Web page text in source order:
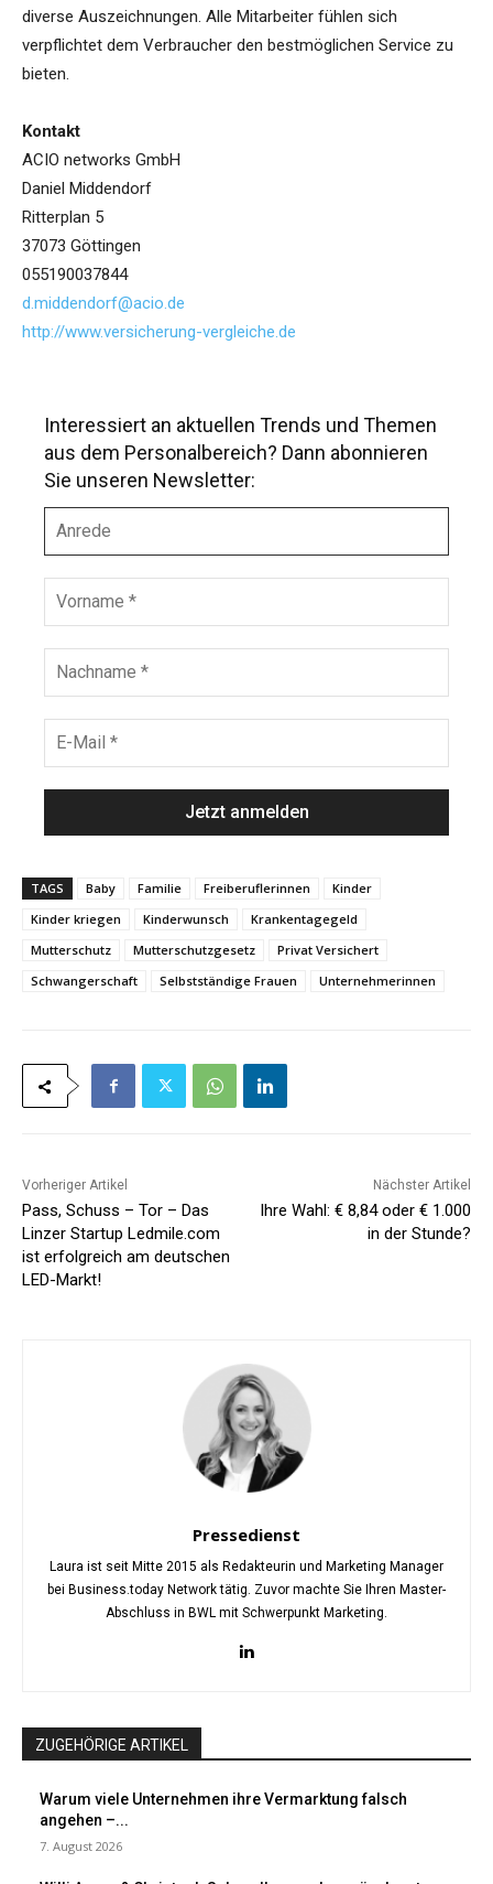
diverse Auszeichnungen. Alle Mitarbeiter fühlen sich
verpflichtet dem Verbraucher den bestmöglichen Service zu
bieten.
Kontakt
ACIO networks GmbH
Daniel Middendorf
Ritterplan 5
37073 Göttingen
055190037844
d.middendorf@acio.de
http://www.versicherung-vergleiche.de
Interessiert an aktuellen Trends und Themen
aus dem Personalbereich? Dann abonnieren
Sie unseren Newsletter:
r
e
e
r
n
m
c
h
a
M
a
l
TAGS Baby Familie Freiberuflerinnen
Kinder
Kinder kriegen
Kinderwunsch
Krankentagegeld
Mutterschutz
Mutterschutzgesetz
Privat Versichert
Schwangerschaft
Selbstständige Frauen Unternehmerinnen
Vorheriger Artikel
Pass, Schuss – Tor – Das
Linzer Startup Ledmile.com
ist erfolgreich am deutschen
LED-Markt!
Nächster Artikel
Ihre Wahl: € 8,84 oder € 1.000
in der Stunde?
Pressedienst
Laura ist seit Mitte 2015 als Redakteurin und Marketing Manager
bei Business.today Network tätig. Zuvor machte Sie Ihren Master-
Abschluss in BWL mit Schwerpunkt Marketing.
ZUGEHÖRIGE ARTIKEL
Warum viele Unternehmen ihre Vermarktung falsch
angehen –...
7. August 2026